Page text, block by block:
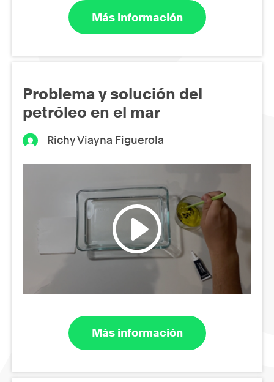
Más información
Problema y solución del
petróleo en el mar
Richy Viayna Figuerola
Más información